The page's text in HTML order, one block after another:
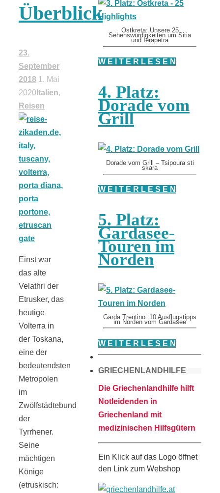
Überblick
23.
September
2018 1. Mai
2020 Italien,
Reisen
Einst war
das alte
Velathri der
Etrusker, das
heutige
Volterra in
der Toskana,
eine der
bedeutendsten
Metropolen
im
Zwölfstädtebund
der
Tyrrhener.
Seine
mächtigen
Könige
(etruskisch:
Ostkreta: Unsere 25
Sehenswürdigkeiten um Sitia
und Ierapetra
W E I T E R L E S E N
4. Platz:
Dorade vom
Grill
Dorade vom Grill – Tsipoura sti
skara
W E I T E R L E S E N
5. Platz:
Gardasee-
Touren im
Norden
Garda Trentino: 10 Ausflugstipps
im Norden vom Gardasee
W E I T E R L E S E N
GRIECHENLANDHILFE
Die Griechenlandhilfe hilft
Notleidenden in
Griechenland mit
medizinischen Hilfsgütern
Ein Klick auf das Logo öffnet
den Link zum Webshop